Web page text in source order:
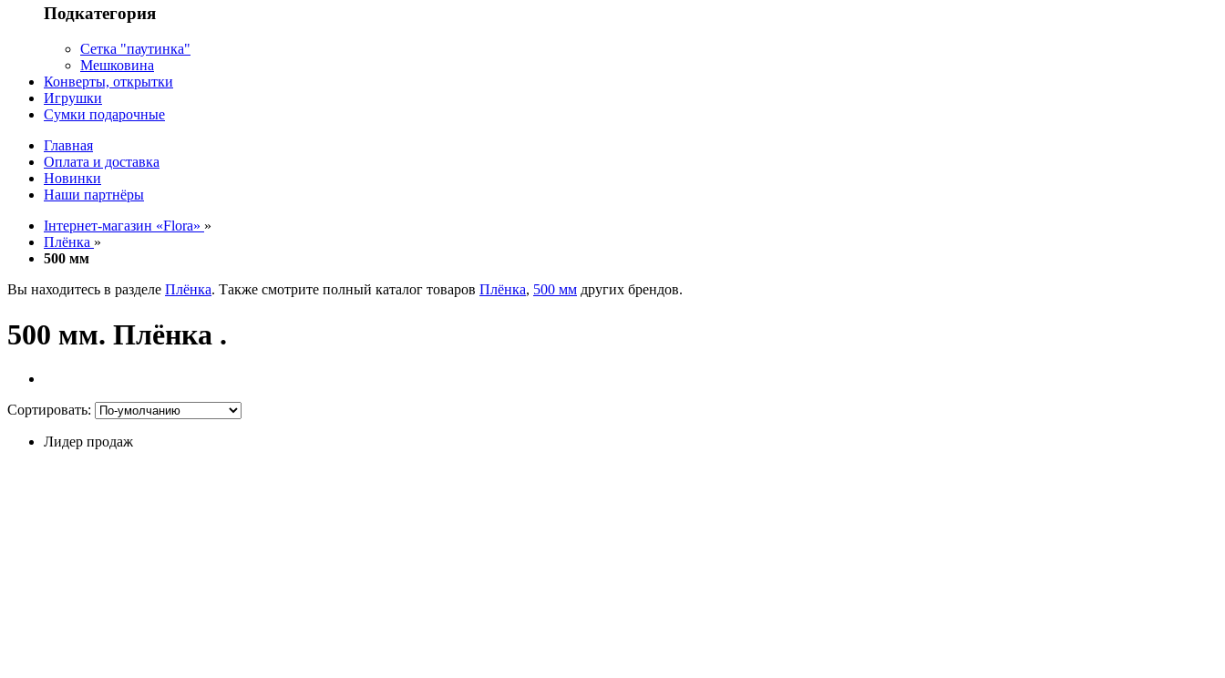
Подкатегория
Сетка "паутинка"
Мешковина
Конверты, открытки
Игрушки
Сумки подарочные
Главная
Оплата и доставка
Новинки
Наши партнёры
Інтернет-магазин «Flora» »
Плёнка »
500 мм
Вы находитесь в разделе Плёнка. Также смотрите полный каталог товаров Плёнка, 500 мм других брендов.
500 мм. Плёнка .
Сортировать:
Лидер продаж